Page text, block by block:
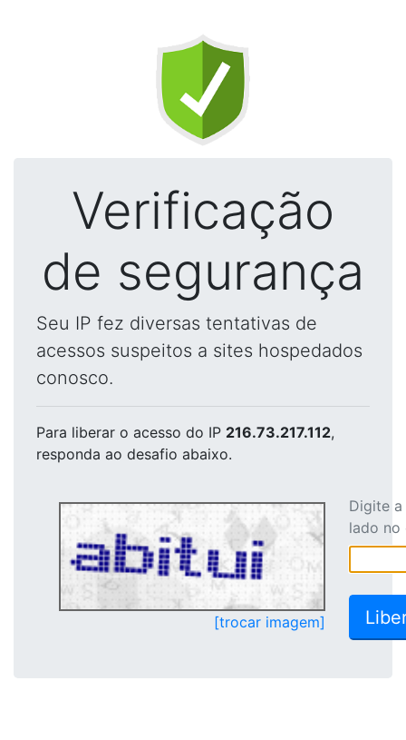
Verificação
de segurança
Seu IP fez diversas tentativas de
acessos suspeitos a sites hospedados
conosco.
Para liberar o acesso do IP 216.73.217.112,
responda ao desafio abaixo.
[trocar imagem]
Digite
lado no